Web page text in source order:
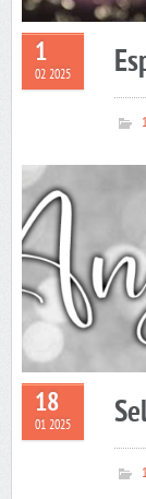
1
02 2025
18
01 2025